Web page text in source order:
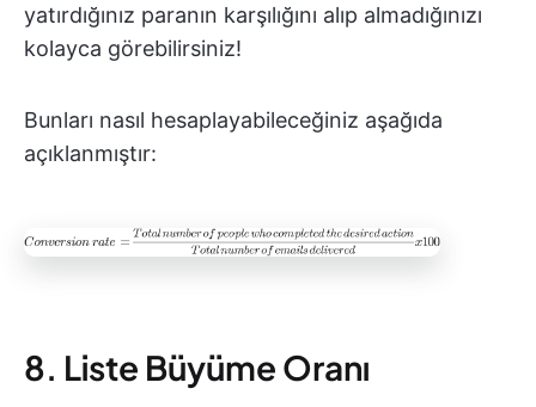
yatırdığınız paranın karşılığını alıp almadığınızı
kolayca görebilirsiniz!
Bunları nasıl hesaplayabileceğiniz aşağıda
açıklanmıştır:
8. Liste Büyüme Oranı